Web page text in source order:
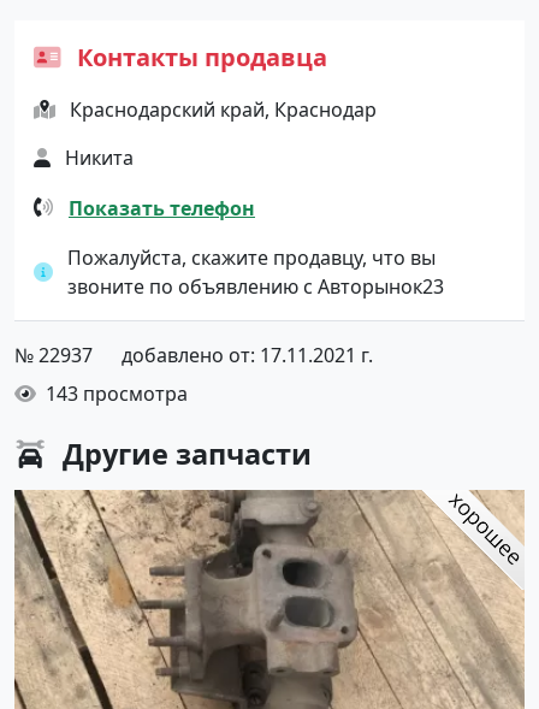
Контакты продавца
Краснодарский край, Краснодар
Никита
Показать телефон
Пожалуйста, скажите продавцу, что вы
звоните по объявлению с Авторынок23
№ 22937
добавлено от: 17.11.2021 г.
143 просмотра
Другие запчасти